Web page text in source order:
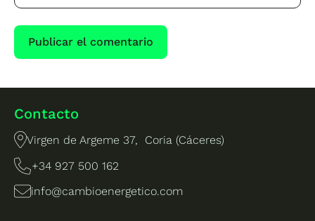
Contacto
Virgen de Argeme 37, Coria (Cáceres)
+34 927 500 162
info@cambioenergetico.com